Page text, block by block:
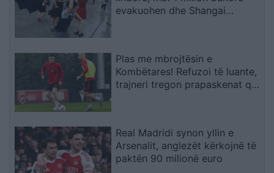
evakuohen dhe Shangai
Plas me mbrojtësin e
Kombëtares! Refuzoi të luante,
trajneri tregon prapaskenat që
Real Madridi synon yllin e
Arsenalit, anglezët kërkojnë të
paktën 90 milionë euro